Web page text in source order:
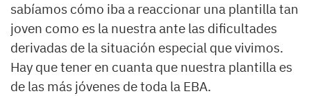
sabíamos cómo iba a reaccionar una plantilla tan
joven como es la nuestra ante las dificultades
derivadas de la situación especial que vivimos.
Hay que tener en cuanta que nuestra plantilla es
de las más jóvenes de toda la EBA.